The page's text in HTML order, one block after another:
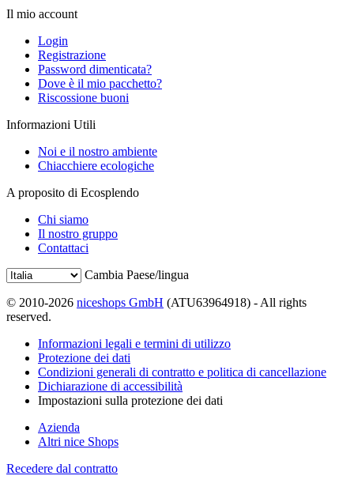
Il mio account
Login
Registrazione
Password dimenticata?
Dove è il mio pacchetto?
Riscossione buoni
Informazioni Utili
Noi e il nostro ambiente
Chiacchiere ecologiche
A proposito di Ecosplendo
Chi siamo
Il nostro gruppo
Contattaci
Cambia Paese/lingua
© 2010-2026 niceshops GmbH (ATU63964918) - All rights
reserved.
Informazioni legali e termini di utilizzo
Protezione dei dati
Condizioni generali di contratto e politica di cancellazione
Dichiarazione di accessibilità
Impostazioni sulla protezione dei dati
Azienda
Altri nice Shops
Recedere dal contratto